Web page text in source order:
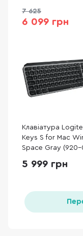
7 625
6 099 грн
Клавіатура
Keys S for Mac
Space Gray (920-
5 999 грн